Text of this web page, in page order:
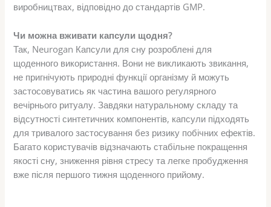
виробництвах, відповідно до стандартів GMP.
Чи можна вживати капсули щодня?
Так, Neurogan Капсули для сну розроблені для
щоденного використання. Вони не викликають звикання,
не пригнічують природні функції організму й можуть
застосовуватись як частина вашого регулярного
вечірнього ритуалу. Завдяки натуральному складу та
відсутності синтетичних компонентів, капсули підходять
для тривалого застосування без ризику побічних ефектів.
Багато користувачів відзначають стабільне покращення
якості сну, зниження рівня стресу та легке пробудження
вже після першого тижня щоденного прийому.